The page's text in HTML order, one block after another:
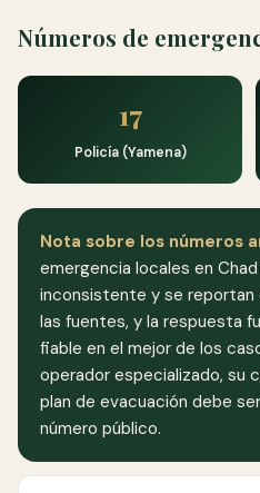
Números de
17
Policía (Yamena)
Nota sobre los números
emergencia locales en
inconsistente y se reportan
las fuentes, y la respuesta
fiable en el mejor de los
operador especializado, su
plan de evacuación debe
número público.